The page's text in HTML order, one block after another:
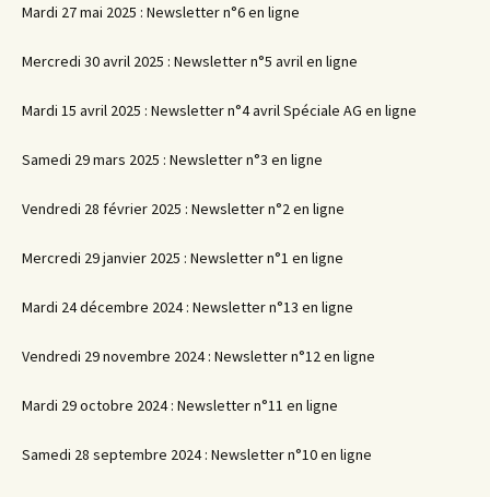
Mardi 27 mai 2025 : Newsletter n°6 en ligne
Mercredi 30 avril 2025 : Newsletter n°5 avril en ligne
Mardi 15 avril 2025 : Newsletter n°4 avril Spéciale AG en ligne
Samedi 29 mars 2025 : Newsletter n°3 en ligne
Vendredi 28 février 2025 : Newsletter n°2 en ligne
Mercredi 29 janvier 2025 : Newsletter n°1 en ligne
Mardi 24 décembre 2024 : Newsletter n°13 en ligne
Vendredi 29 novembre 2024 : Newsletter n°12 en ligne
Mardi 29 octobre 2024 : Newsletter n°11 en ligne
Samedi 28 septembre 2024 : Newsletter n°10 en ligne